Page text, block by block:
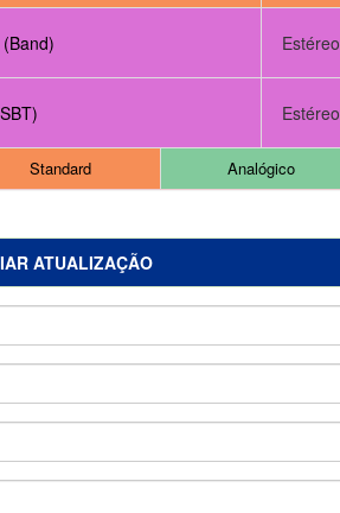
Estéreo
Estéreo
Standard Analógico
ATUALIZAÇÃO